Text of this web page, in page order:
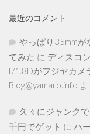
最近のコメント
やっぱり35mmが
てみた に ディスコ
f/1.8Dがフジヤカメ
Blog@yamaro.info よ
久々にジャンク
千円でゲット に ハ